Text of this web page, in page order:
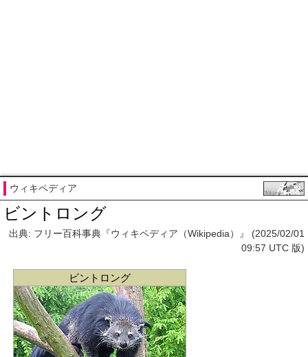
ウィキペディア
ビントロング
出典: フリー百科事典『ウィキペディア（Wikipedia）』 (2025/02/01
09:57 UTC 版)
ビントロング